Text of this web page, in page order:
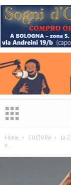
Home CULTURA
La
e...